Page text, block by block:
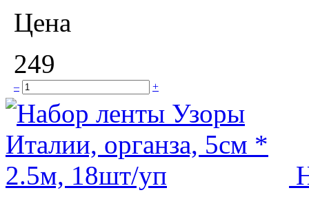
Цена
249
– +